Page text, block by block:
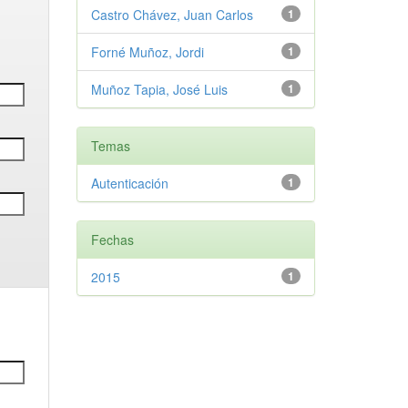
1
Castro Chávez, Juan Carlos
1
Forné Muñoz, Jordi
1
Muñoz Tapia, José Luis
Temas
1
Autenticación
Fechas
1
2015